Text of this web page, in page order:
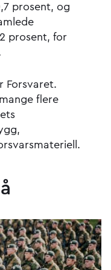
prosent, og
prosent, for
Forsvaret.
flere